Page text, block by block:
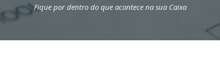
Fique por dentro do que acontece na sua Caixa